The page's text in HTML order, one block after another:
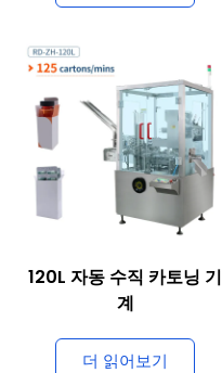
120L 자동 수직 카토닝 기
계
더 읽어보기